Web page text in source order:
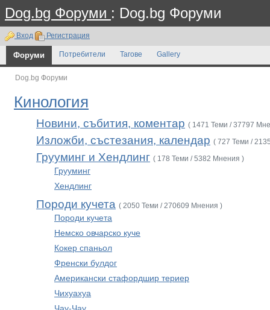
Dog.bg Форуми : Dog.bg Форуми
Вход Регистрация
Форуми Потребители Тагове Gallery
Dog.bg Форуми
Кинология
Новини, събития, коментар ( 1471 Теми / 37797
Изложби, състезания, календар ( 727 Теми /
Грууминг и Хендлинг ( 178 Теми / 5382 Мнения )
Грууминг
Хендлинг
Породи кучета ( 2050 Теми / 270609 Мнения )
Породи кучета
Немско овчарско куче
Кокер спаньол
Френски булдог
Американски стафордшир териер
Чихуахуа